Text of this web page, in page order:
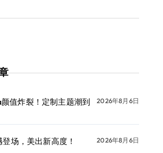
值炸裂！定制主题潮到
2026年8月6日
场，美出新高度！ 2026年8月6日